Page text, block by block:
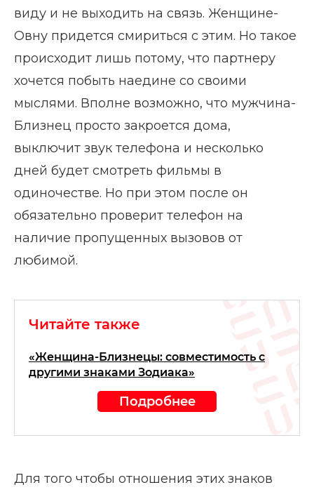
виду и не выходить на связь. Женщине-
Овну придется смириться с этим. Но такое
происходит лишь потому, что партнеру
хочется побыть наедине со своими
мыслями. Вполне возможно, что мужчина-
Близнец просто закроется дома,
выключит звук телефона и несколько
дней будет смотреть фильмы в
одиночестве. Но при этом после он
обязательно проверит телефон на
наличие пропущенных вызовов от
любимой.
Читайте также
«Женщина-Близнецы: совместимость с
другими знаками Зодиака»
Подробнее
Для того чтобы отношения этих знаков